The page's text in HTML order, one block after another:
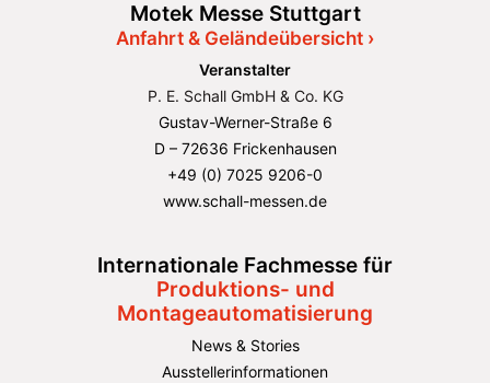
Motek Messe Stuttgart
Anfahrt & Geländeübersicht ›
Veranstalter
P. E. Schall GmbH & Co. KG
Gustav-Werner-Straße 6
D – 72636 Frickenhausen
+49 (0) 7025 9206-0
www.schall-messen.de
Internationale Fachmesse für
Produktions- und
Montageautomatisierung
News & Stories
Ausstellerinformationen